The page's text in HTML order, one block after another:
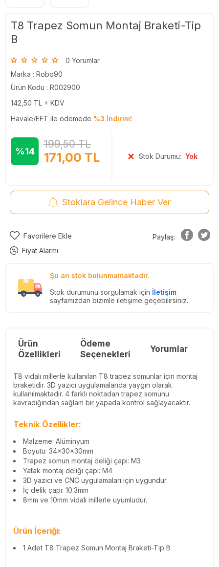
T8 Trapez Somun Montaj Braketi-Tip
B
0 Yorumlar
Marka : Robo90
Ürün Kodu : R002900
142,50 TL + KDV
Havale/EFT ile ödemede %3 İndirim!
%14 171,00 TL
199,50TL
Stok Durumu:Yok
Stoklara Gelince Haber Ver
Favorilere Ekle
Fiyat Alarmı
Paylaş:
Şu an stok bulunmamaktadır.
Stok durumunu sorgulamak için İletişim
sayfamızdan bizimle iletişime geçebilirsiniz.
Ürün
Özellikleri
Ödeme
Seçenekleri
Yorumlar
T8 vidalı millerle kullanılan T8 trapez somunlar için montaj
braketidir. 3D yazıcı uygulamalarıda yaygın olarak
kullanılmaktadır. 4 farklı noktadan trapez somunu
kavradığından sağlam bir yapada kontrol sağlayacaktır.
Teknik Özellikler:
Malzeme: Alüminyum
Boyutu: 34x30x30mm
Trapez somun montaj deliği çapı: M3
Yatak montaj deliği çapı: M4
3D yazıcı ve CNC uygulamaları için uygundur.
İç delik çapı: 10.3mm
8mm ve 10mm vidalı millerle uyumludur.
Ürün İçeriği:
1 Adet T8 Trapez Somun Montaj Braketi-Tip B